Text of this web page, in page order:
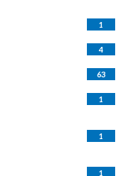
1
4
63
1
1
1